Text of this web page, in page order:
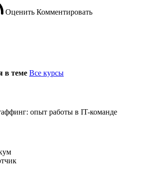
Оценить Комментировать
в теме Все курсы
опыт работы в IT-команде